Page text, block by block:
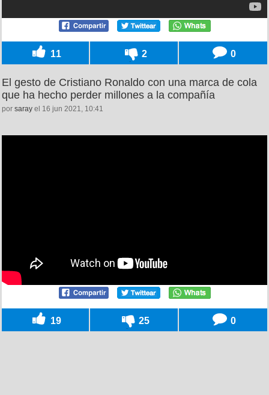
11 2 0
El gesto de Cristiano Ronaldo con una marca de cola
que ha hecho perder millones a la compañía
por saray el 16 jun 2021, 10:41
19 25 0